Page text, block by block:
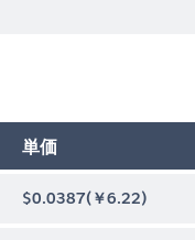
単価
$0.0387(￥6.22)